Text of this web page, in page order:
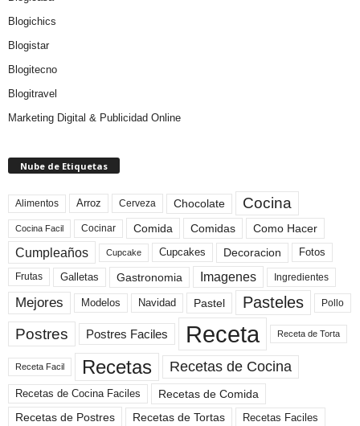
Blogichics
Blogistar
Blogitecno
Blogitravel
Marketing Digital & Publicidad Online
Nube de Etiquetas
Alimentos Arroz Cerveza Chocolate Cocina
Cocina Facil Cocinar Comida Comidas Como Hacer
Cumpleaños Cupcake Cupcakes Decoracion Fotos
Frutas Galletas Gastronomia Imagenes Ingredientes
Mejores Modelos Navidad Pastel Pasteles Pollo
Postres Postres Faciles Receta Receta de Torta
Receta Facil Recetas Recetas de Cocina
Recetas de Cocina Faciles
Recetas de Comida
Recetas de Postres
Recetas de Tortas Recetas Faciles